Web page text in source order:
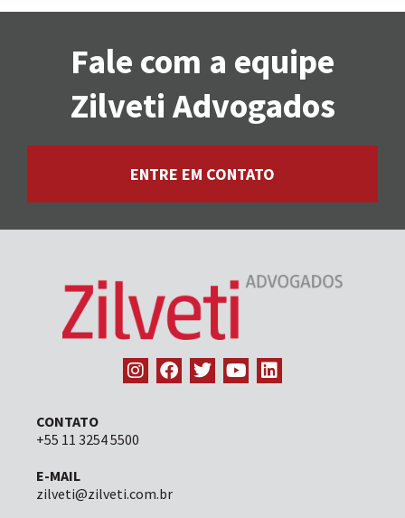
Fale com a equipe
Zilveti Advogados
ENTRE EM CONTATO
CONTATO
+55 11 3254 5500
E-MAIL
zilveti@zilveti.com.br